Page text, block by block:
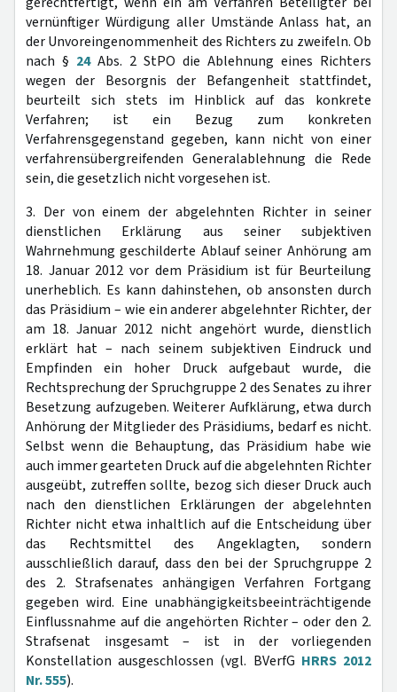
vernünftiger Würdigung aller Umstände Anlass hat, an
der Unvoreingenommenheit des Richters zu zweifeln. Ob
nach § 24Abs. 2 StPO die Ablehnung eines Richters
wegen der Besorgnis der Befangenheit stattfindet,
beurteilt sich stets im Hinblick auf das konkrete
Verfahren; ist ein Bezug zum konkreten
Verfahrensgegenstand gegeben, kann nicht von einer
verfahrensübergreifenden Generalablehnung die Rede
sein, die gesetzlich nicht vorgesehen ist.
3. Der von einem der abgelehnten Richter in seiner
dienstlichen Erklärung aus seiner subjektiven
Wahrnehmung geschilderte Ablauf seiner Anhörung am
18. Januar 2012 vor dem Präsidium ist für Beurteilung
unerheblich. Es kann dahinstehen, ob ansonsten durch
das Präsidium – wie ein anderer abgelehnter Richter, der
am 18. Januar 2012 nicht angehört wurde, dienstlich
erklärt hat – nach seinem subjektiven Eindruck und
Empfinden ein hoher Druck aufgebaut wurde, die
Rechtsprechung der Spruchgruppe 2 des Senates zu ihrer
Besetzung aufzugeben. Weiterer Aufklärung, etwa durch
Anhörung der Mitglieder des Präsidiums, bedarf es nicht.
Selbst wenn die Behauptung, das Präsidium habe wie
auch immer gearteten Druck auf die abgelehnten Richter
ausgeübt, zutreffen sollte, bezog sich dieser Druck auch
nach den dienstlichen Erklärungen der abgelehnten
Richter nicht etwa inhaltlich auf die Entscheidung über
das Rechtsmittel des Angeklagten, sondern
ausschließlich darauf, dass den bei der Spruchgruppe 2
des 2. Strafsenates anhängigen Verfahren Fortgang
gegeben wird. Eine unabhängigkeitsbeeinträchtigende
Einflussnahme auf die angehörten Richter – oder den 2.
Strafsenat insgesamt – ist in der vorliegenden
Konstellation ausgeschlossen (vgl. BVerfG HRRS 2012
Nr. 555).